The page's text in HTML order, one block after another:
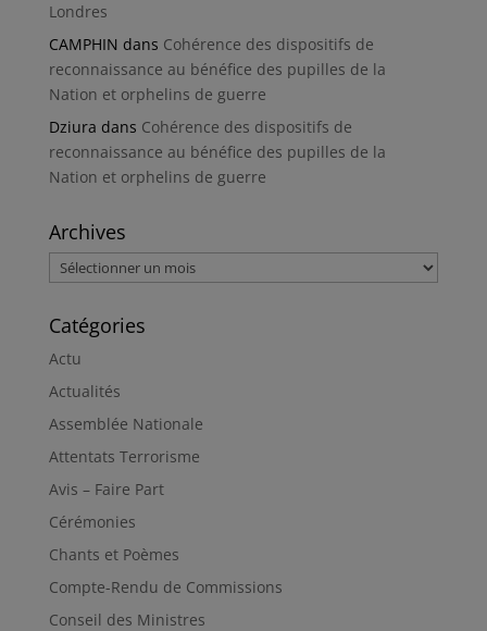
Londres
CAMPHIN dans Cohérence des dispositifs de
reconnaissance au bénéfice des pupilles de la
Nation et orphelins de guerre
Dziura dans Cohérence des dispositifs de
reconnaissance au bénéfice des pupilles de la
Nation et orphelins de guerre
Archives
Archives
Catégories
Actu
Actualités
Assemblée Nationale
Attentats Terrorisme
Avis – Faire Part
Cérémonies
Chants et Poèmes
Compte-Rendu de Commissions
Conseil des Ministres